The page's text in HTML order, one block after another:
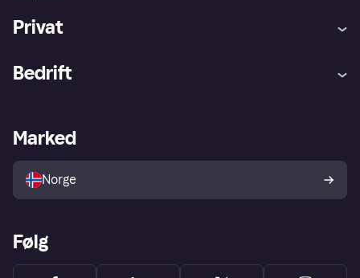
Privat
Utforsk butikker
Bedrift
Merchant portal
Marked
Norge
Følg